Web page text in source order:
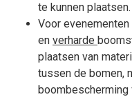
te kunnen plaatsen.
Voor
en verharde
plaatsen van
tussen de bomen,